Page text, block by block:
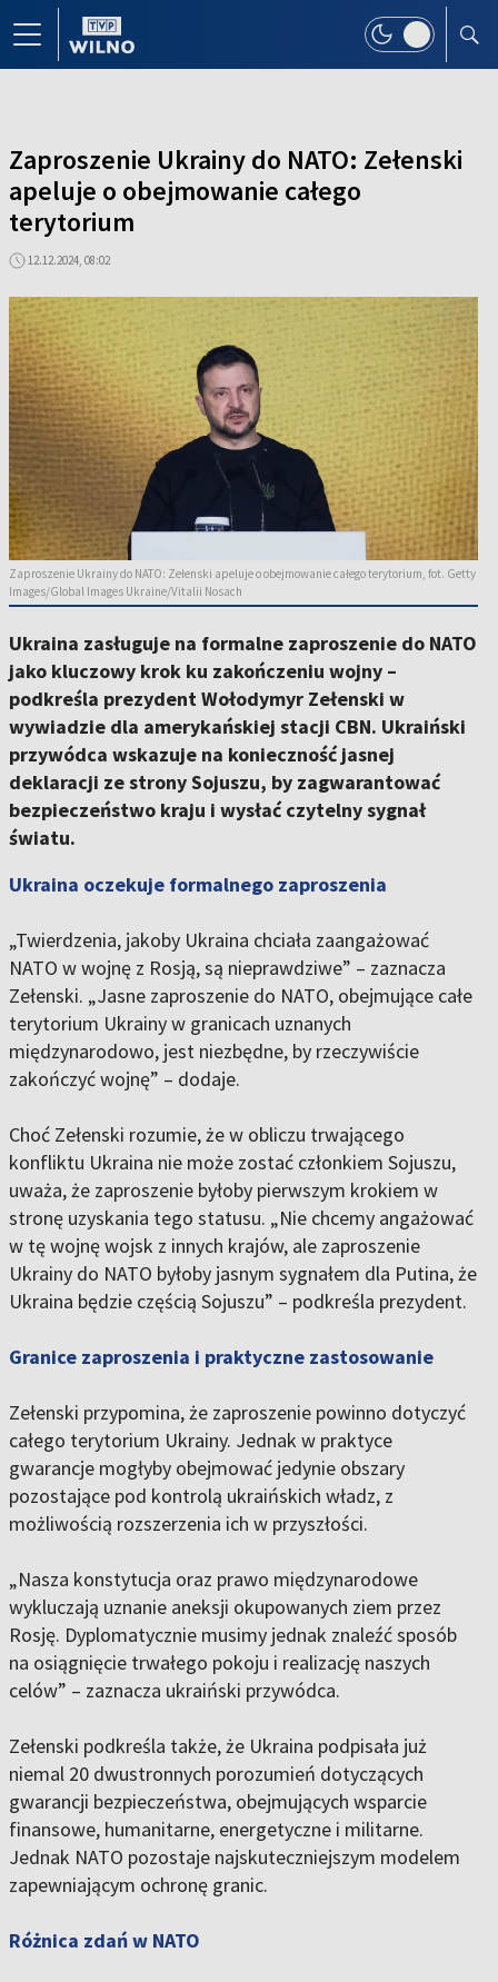
Zaproszenie Ukrainy do NATO: Zełenski
apeluje o obejmowanie całego
terytorium
12.12.2024, 08:02
Zaproszenie Ukrainy do NATO: Zełenski apeluje o obejmowanie całego terytorium, fot. Getty
Images/Global Images Ukraine/Vitalii Nosach
Ukraina zasługuje na formalne zaproszenie do NATO
jako kluczowy krok ku zakończeniu wojny –
podkreśla prezydent Wołodymyr Zełenski w
wywiadzie dla amerykańskiej stacji CBN. Ukraiński
przywódca wskazuje na konieczność jasnej
deklaracji ze strony Sojuszu, by zagwarantować
bezpieczeństwo kraju i wysłać czytelny sygnał
światu.
Ukraina oczekuje formalnego zaproszenia
„Twierdzenia, jakoby Ukraina chciała zaangażować
NATO w wojnę z Rosją, są nieprawdziwe” – zaznacza
Zełenski. „Jasne zaproszenie do NATO, obejmujące całe
terytorium Ukrainy w granicach uznanych
międzynarodowo, jest niezbędne, by rzeczywiście
zakończyć wojnę” – dodaje.
Choć Zełenski rozumie, że w obliczu trwającego
konfliktu Ukraina nie może zostać członkiem Sojuszu,
uważa, że zaproszenie byłoby pierwszym krokiem w
stronę uzyskania tego statusu. „Nie chcemy angażować
w tę wojnę wojsk z innych krajów, ale zaproszenie
Ukrainy do NATO byłoby jasnym sygnałem dla Putina, że
Ukraina będzie częścią Sojuszu” – podkreśla prezydent.
Granice zaproszenia i praktyczne zastosowanie
Zełenski przypomina, że zaproszenie powinno dotyczyć
całego terytorium Ukrainy. Jednak w praktyce
gwarancje mogłyby obejmować jedynie obszary
pozostające pod kontrolą ukraińskich władz, z
możliwością rozszerzenia ich w przyszłości.
„Nasza konstytucja oraz prawo międzynarodowe
wykluczają uznanie aneksji okupowanych ziem przez
Rosję. Dyplomatycznie musimy jednak znaleźć sposób
na osiągnięcie trwałego pokoju i realizację naszych
celów” – zaznacza ukraiński przywódca.
Zełenski podkreśla także, że Ukraina podpisała już
niemal 20 dwustronnych porozumień dotyczących
gwarancji bezpieczeństwa, obejmujących wsparcie
finansowe, humanitarne, energetyczne i militarne.
Jednak NATO pozostaje najskuteczniejszym modelem
zapewniającym ochronę granic.
Różnica zdań w NATO